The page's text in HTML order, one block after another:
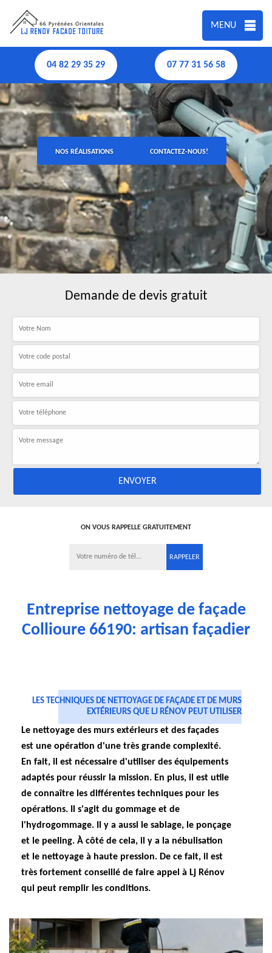
MENU
04 82 29 35 29 07 77 31 56 58
NOS RÉALISATIONS CONTACTEZ-NOUS!
Demande de devis gratuit
ON VOUS RAPPELLE GRATUITEMENT
Entreprise nettoyage de façade
Collioure 66190: artisan façadier
LES TECHNIQUES DE NETTOYAGE DE FAÇADE ET DE MURS
EXTÉRIEURS QUE LJ RÉNOV PEUT UTILISER
Le nettoyage des murs extérieurs et des façades
est une opération d'une très grande complexité.
En fait, il est nécessaire d'utiliser des équipements
adaptés pour réussir la mission. En plus, il est utile
de connaître les différentes techniques pour les
opérations. Il s'agit du gommage et de
l'hydrogommage. Il y a aussi le sablage, le ponçage
et le peeling. À côté de cela, il y a la nébulisation
et le nettoyage à haute pression. De ce fait, il est
très fortement conseillé de faire appel à Lj Rénov
qui peut remplir les conditions.